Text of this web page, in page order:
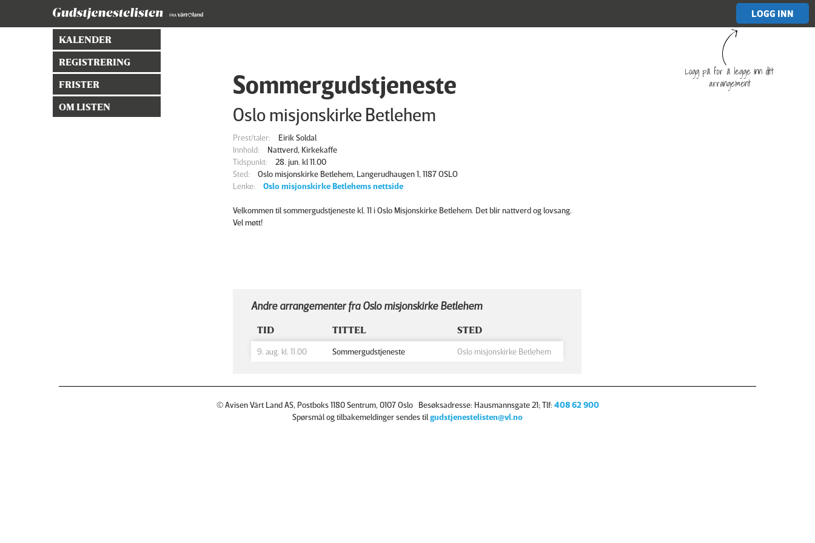
LOGG INN
Logg på for å legge inn ditt
arrangement
KALENDER
REGISTRERING
FRISTER
OM LISTEN
Sommergudstjeneste
Oslo misjonskirke Betlehem
Prest/taler:
Eirik Soldal
Innhold:
Nattverd, Kirkekaffe
Tidspunkt:
28. jun. kl 11.00
Sted:
Oslo misjonskirke Betlehem, Langerudhaugen 1, 1187 OSLO
Lenke:
Oslo misjonskirke Betlehems nettside
Velkommen til sommergudstjeneste kl. 11 i Oslo Misjonskirke Betlehem. Det blir nattverd og lovsang.
Vel møtt!
Andre arrangementer fra Oslo misjonskirke Betlehem
TID TITTEL STED
9. aug. kl. 11.00 Sommergudstjeneste Oslo misjonskirke Betlehem
© Avisen Vårt Land AS, Postboks 1180 Sentrum, 0107 Oslo Besøksadresse: Hausmannsgate 21; Tlf: 408 62 900
Spørsmål og tilbakemeldinger sendes tilgudstjenestelisten@vl.no